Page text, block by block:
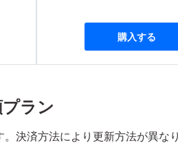
購入する
ラン
決済方法により更新方法が異な